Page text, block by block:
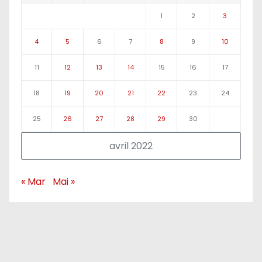
avril 2022
1 2 3
4 5 6 7 8 9 10
11 12 13 14 15 16 17
18 19 20 21 22 23 24
25 26 27 28 29 30
« Mar Mai »